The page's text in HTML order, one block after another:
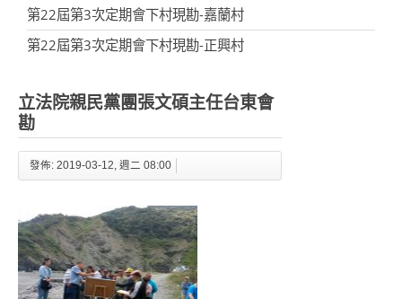
第22屆第3次定期會下村現勘-嘉蘭村
第22屆第3次定期會下村現勘-正興村
立法院親民黨團張文碩主任台東會
勘
發佈: 2019-03-12, 週二 08:00